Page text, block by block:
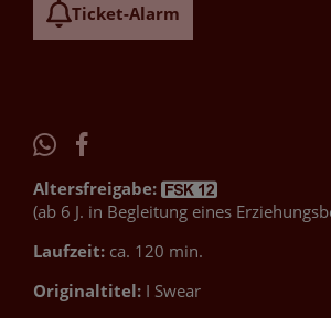
Ticket-Alarm
Altersfreigabe:
(ab 6 J. in Begleitung eines
Laufzeit: ca. 120 min.
Originaltitel: I Swear